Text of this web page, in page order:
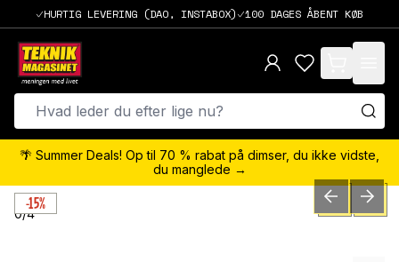
HURTIG LEVERING (DAO, INSTABOX) 100 DAGES ÅBENT KØB
items in cart,
🌴 Summer Deals! Op til 70 % rabat på dimser, du ikke vidste,
du manglede →
-15%
0/4 PREVIOUSNEXT